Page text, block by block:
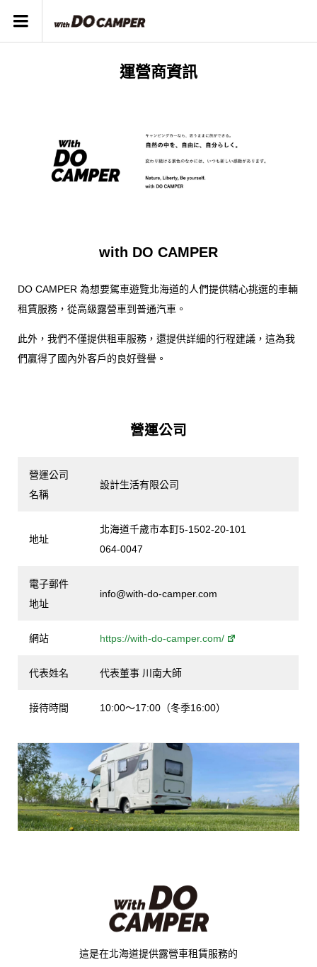
運營商資訊
with DO CAMPER
DO CAMPER 為想要駕車遊覽北海道的人們提供精心挑選的車輛
租賃服務，從高級露營車到普通汽車。
此外，我們不僅提供租車服務，還提供詳細的行程建議，這為我
們贏得了國內外客戶的良好聲譽。
營運公司
營運公司
名稱
設計生活有限公司
地址
北海道千歲市本町5-1502-20-101
064-0047
電子郵件
地址
info@with-do-camper.com
網站 https://with-do-camper.com/
代表姓名 代表董事 川南大師
接待時間 10:00〜17:00（冬季16:00）
這是在北海道提供露營車租賃服務的